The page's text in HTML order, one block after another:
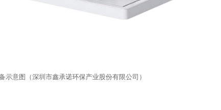
示意图（深圳市鑫承诺环保产业股份有限公司）